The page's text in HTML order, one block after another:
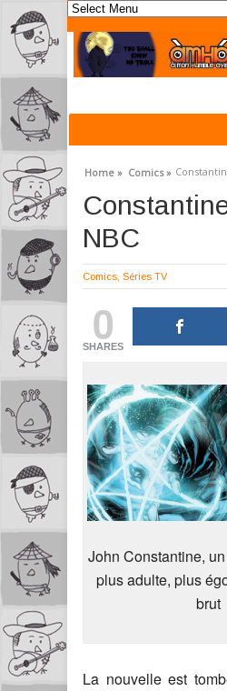
Home » Comics »
NBC
Comics Séries TV
0
SHARES
John Constantine,
plus adulte, plus
brut
La nouvelle est